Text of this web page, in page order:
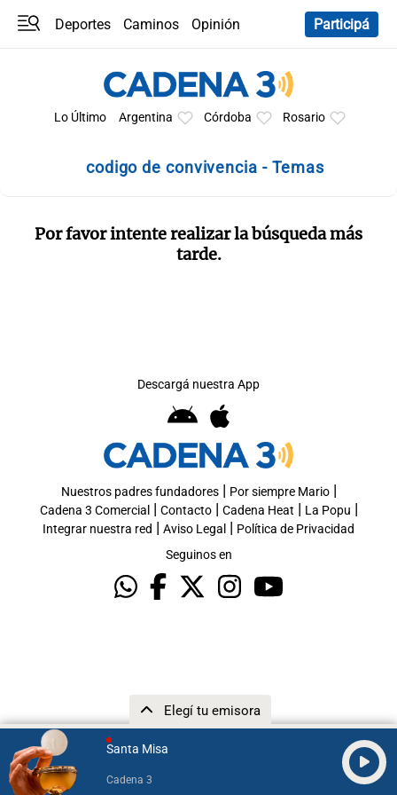
Santa Misa
Cadena 3
Elegí tu emisora
Deportes Caminos
Opinión
Participá
Lo Último Argentina Córdoba Rosario
codigo de convivencia - Temas
Por favor intente realizar la búsqueda más
tarde.
Descargá nuestra App
Nuestros padres fundadores| Por siempre Mario|
Cadena 3 Comercial | Contacto| Cadena Heat | La Popu |
Integrar nuestra red | Aviso Legal | Política de Privacidad
Seguinos en